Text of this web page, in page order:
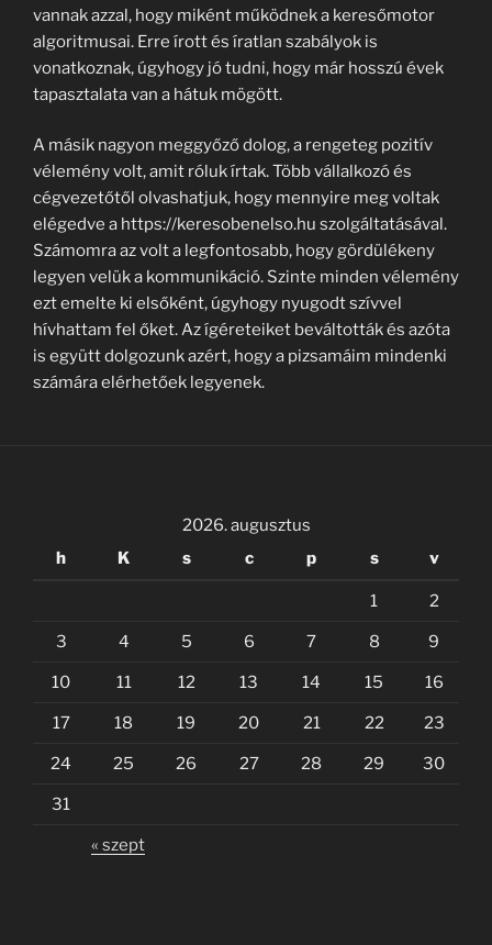
vannak azzal, hogy miként működnek a keresőmotor
algoritmusai. Erre írott és íratlan szabályok is
vonatkoznak, úgyhogy jó tudni, hogy már hosszú évek
tapasztalata van a hátuk mögött.
A másik nagyon meggyőző dolog, a rengeteg pozitív
vélemény volt, amit róluk írtak. Több vállalkozó és
cégvezetőtől olvashatjuk, hogy mennyire meg voltak
elégedve a https://keresobenelso.hu szolgáltatásával.
Számomra az volt a legfontosabb, hogy gördülékeny
legyen velük a kommunikáció. Szinte minden vélemény
ezt emelte ki elsőként, úgyhogy nyugodt szívvel
hívhattam fel őket. Az ígéreteiket beváltották és azóta
is együtt dolgozunk azért, hogy a pizsamáim mindenki
számára elérhetőek legyenek.
2026. augusztus
h
K s c p s v
1 2
3 4 5 6 7 8 9
10 11 12 13 14 15 16
17 18 19 20 21 22 23
24 25 26 27 28 29 30
31
« szept